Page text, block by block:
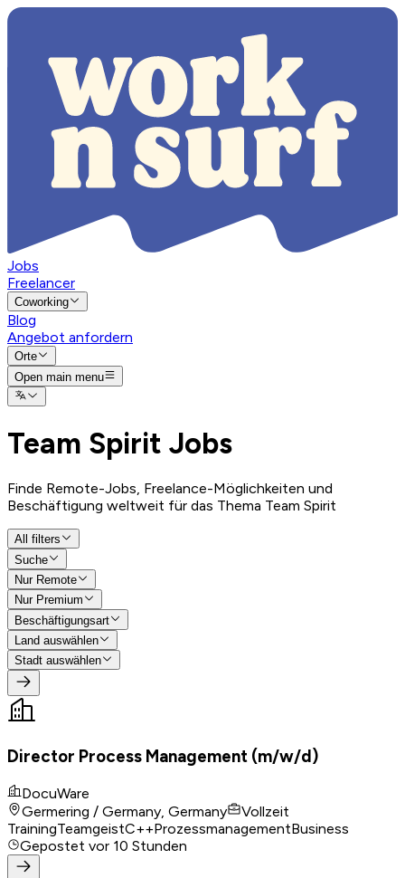
Jobs
Freelancer
Coworking
Blog
Angebot anfordern
Orte
Open main menu
Team Spirit Jobs
Finde Remote-Jobs, Freelance-Möglichkeiten und
Beschäftigung weltweit für das Thema Team Spirit
All filters
Suche
Nur Remote
Nur Premium
Beschäftigungsart
Land auswählen
Stadt auswählen
Director Process Management (m/w/d)
DocuWare
Germering / Germany, Germany
Vollzeit
TrainingTeamgeistC++ProzessmanagementBusiness
Gepostet vor 10 Stunden